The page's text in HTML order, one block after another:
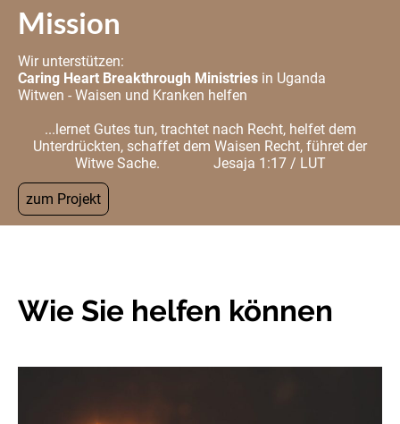
Mission
Wir unterstützen:
Caring Heart Breakthrough Ministries in Uganda
Witwen - Waisen und Kranken helfen
...lernet Gutes tun, trachtet nach Recht, helfet dem
Unterdrückten, schaffet dem Waisen Recht, führet der
Witwe Sache. Jesaja 1:17 / LUT
zum Projekt
Wie Sie helfen können